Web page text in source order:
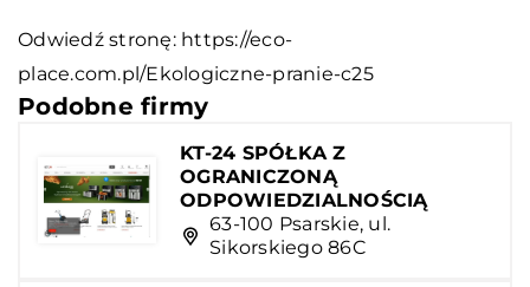
Odwiedź stronę: https://eco-
place.com.pl/Ekologiczne-pranie-c25
Podobne firmy
KT-24 SPÓŁKA Z
OGRANICZONĄ
ODPOWIEDZIALNOŚCIĄ
63-100 Psarskie, ul.
Sikorskiego 86C